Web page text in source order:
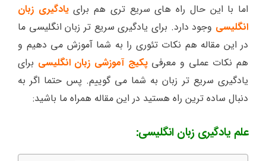
اما با این حال راه های سریع تری هم براییادگیری زبان
انگلیسی وجود دارد. برای یادگیری سریع تر زبان انگلیسی ما
در این مقاله هم نکات تئوری را به شما آموزش می دهیم و
هم نکات عملی و معرفیپکیج‌ آموزشی زبان انگلیسی برای
یادگیری سریع تر زبان به شما می گوییم. پس حتما اگر به
دنبال ساده ترین راه هستید در این مقاله همراه ما باشید:
علم یادگیری زبان انگلیسی: